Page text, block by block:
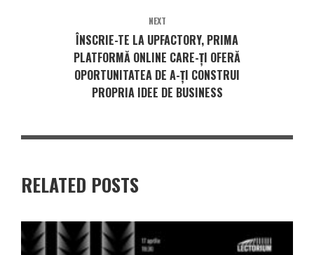
NEXT
ÎNSCRIE-TE LA UPFACTORY, PRIMA
PLATFORMĂ ONLINE CARE-ȚI OFERĂ
OPORTUNITATEA DE A-ȚI CONSTRUI
PROPRIA IDEE DE BUSINESS
RELATED POSTS